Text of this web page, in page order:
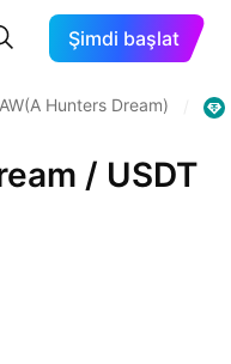
Şimdi başlat
Hunters Dream)
/ USDT